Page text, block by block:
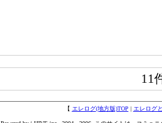
11
【 エレログ(地方版)TOP | エレログ